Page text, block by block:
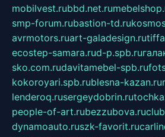
mobilvest.rubbd.net.ru
smp-forum.rubastion-td.ru
avrmotors.ruart-galadesign.ru
ecostep-samara.rud-p.spb.ru
sko.com.rudavitamebel-spb.ru
kokoroyari.spb.rublesna-kazan.ru
lenderoq.rusergeydobrin.ru
people-of-art.rubezzubova.ru
dynamoauto.ruszk-favorit.ru